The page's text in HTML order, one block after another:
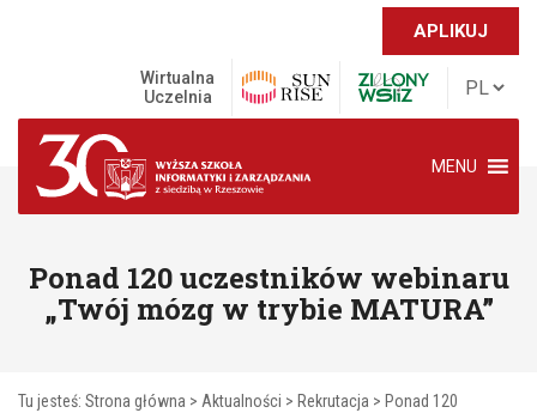
APLIKUJ
Wirtualna
Uczelnia
MENU
Ponad 120 uczestników webinaru
„Twój mózg w trybie MATURA”
Tu jesteś: Strona główna > Aktualności > Rekrutacja > Ponad 120